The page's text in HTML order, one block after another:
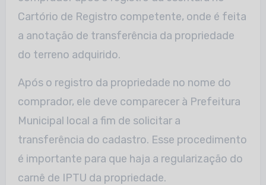
Cartório de Registro competente, onde é feita
a anotação de transferência da propriedade
do terreno adquirido.
Após o registro da propriedade no nome do
comprador, ele deve comparecer à Prefeitura
Municipal local a fim de solicitar a
transferência do cadastro. Esse procedimento
é importante para que haja a regularização do
carnê de IPTU da propriedade.